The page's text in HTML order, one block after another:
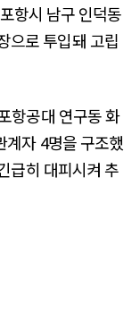
항시 남구 인덕동
으로 투입돼 고립
항공대 연구동 화
계자 4명을 구조했
급히 대피시켜 추